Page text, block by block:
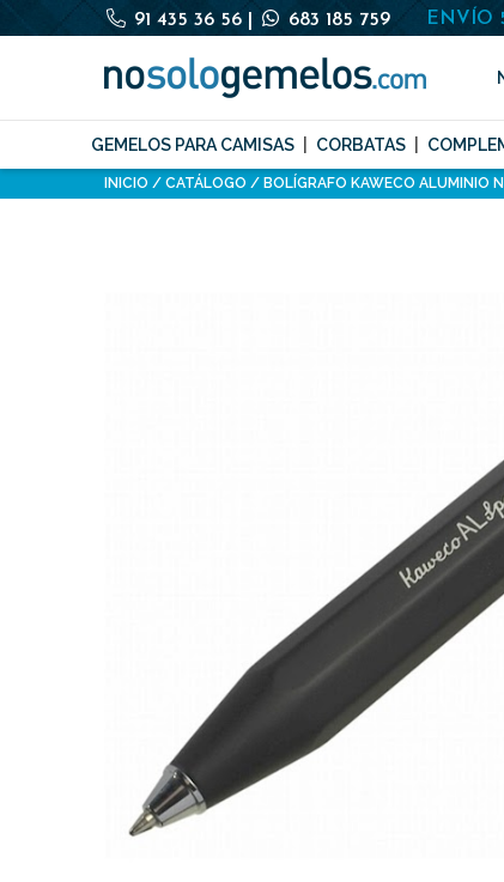
91 435 36 56 683 185 759 ENVÍO
GEMELOS PARA CAMISAS CORBATAS
INICIO CATÁLOGO BOLÍGRAFO KAWECO ALUMINIO